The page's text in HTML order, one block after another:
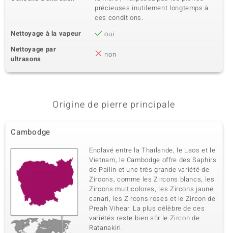
précieuses inutilement longtemps à
ces conditions.
Nettoyage à la vapeur
oui
Nettoyage par
ultrasons
non
Origine de pierre principale
Cambodge
Enclavé entre la Thaïlande, le Laos et le
Vietnam, le Cambodge offre des Saphirs
de Pailin et une très grande variété de
Zircons, comme les Zircons blancs, les
Zircons multicolores, les Zircons jaune
canari, les Zircons roses et le Zircon de
Preah Vihear. La plus célèbre de ces
variétés reste bien sûr le Zircon de
Ratanakiri.